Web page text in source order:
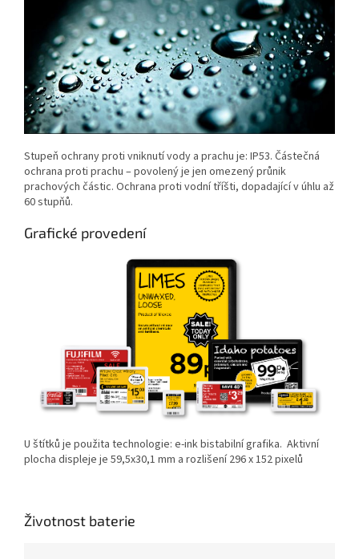
Stupeň ochrany proti vniknutí vody a prachu je: IP53. Částečná
ochrana proti prachu – povolený je jen omezený průnik
prachových částic. Ochrana proti vodní tříšti, dopadající v úhlu až
60 stupňů.
Grafické provedení
U štítků je použita technologie: e-ink bistabilní grafika. Aktivní
plocha displeje je 59,5x30,1 mm a rozlišení 296 x 152 pixelů
Životnost baterie